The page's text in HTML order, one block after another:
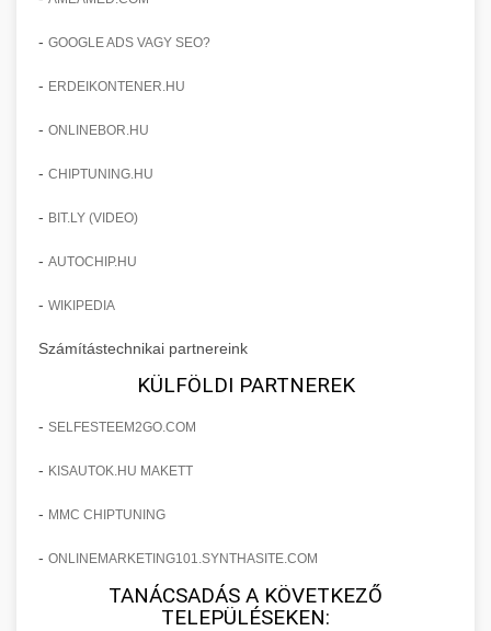
- GOOGLE ADS VAGY SEO?
- ERDEIKONTENER.HU
- ONLINEBOR.HU
- CHIPTUNING.HU
- BIT.LY (VIDEO)
- AUTOCHIP.HU
- WIKIPEDIA
Számítástechnikai partnereink
KÜLFÖLDI PARTNEREK
- SELFESTEEM2GO.COM
- KISAUTOK.HU MAKETT
- MMC CHIPTUNING
- ONLINEMARKETING101.SYNTHASITE.COM
TANÁCSADÁS A KÖVETKEZŐ
TELEPÜLÉSEKEN: